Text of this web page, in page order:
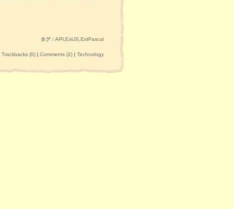
タグ : API ExtJS ExtPascal
Trackbacks (0) | Comments (2) | Technology